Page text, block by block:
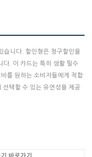
습니다. 할인형은 청구할인을
다. 이 카드는 특히 생활 필수
를 원하는 소비자들에게 적합
선택할 수 있는 유연성을 제공